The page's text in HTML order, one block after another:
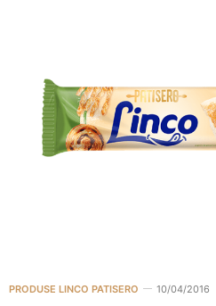
PRODUSE LINCO PATISERO 10/04/2016